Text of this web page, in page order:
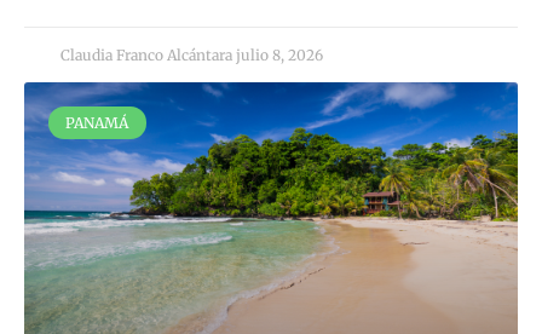
Claudia Franco Alcántara julio 8, 2026
PANAMÁ